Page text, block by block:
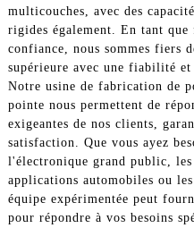
multicouches, avec des
rigides également. En tant
confiance, nous sommes fiers
supérieure avec une fiabilité et
Notre usine de fabrication de
pointe nous permettent de
exigeantes de nos clients,
satisfaction. Que vous ayez
l'électronique grand public,
applications automobiles ou
équipe expérimentée peut
pour répondre à vos besoins